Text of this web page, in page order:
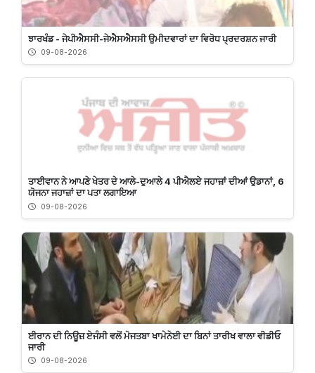
ਝਾਰਖੰਡ - ਜੇਪੀਐਸਸੀ-ਜੇਐਸਐਸਸੀ ਉਮੀਦਵਾਰਾਂ ਦਾ ਵਿਰੋਧ ਪ੍ਰਦਰਸ਼ਨ ਜਾਰੀ
09-08-2026
ਤਾਈਵਾਨ ਨੇ ਆਪਣੇ ਖੇਤਰ ਦੇ ਆਲੇ-ਦੁਆਲੇ 4 ਪੀਐਲਏ ਜਹਾਜ਼ਾਂ ਦੀਆਂ ਉਡਾਨਾਂ, 6
ਯੋਜਨਾ ਜਹਾਜ਼ਾਂ ਦਾ ਪਤਾ ਲਗਾਇਆ
09-08-2026
ਈਰਾਨ ਦੀ ਨਿਊਜ਼ ਏਜੰਸੀ ਵਲੋਂ ਮੋਜਤਬਾ ਖਾਮੇਨੇਈ ਦਾ ਬਿਨਾਂ ਤਾਰੀਖ ਵਾਲਾ ਵੀਡੀਓ
ਜਾਰੀ
09-08-2026